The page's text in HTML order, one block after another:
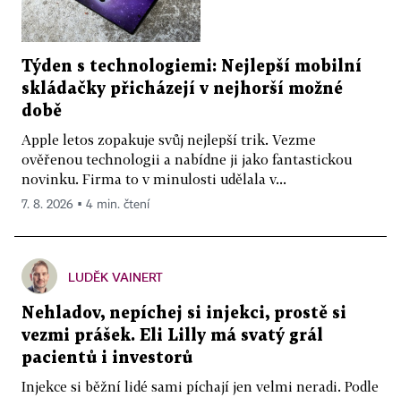
Týden s technologiemi: Nejlepší mobilní
skládačky přicházejí v nejhorší možné
době
Apple letos zopakuje svůj nejlepší trik. Vezme
ověřenou technologii a nabídne ji jako fantastickou
novinku. Firma to v minulosti udělala v...
7. 8. 2026 ▪ 4 min. čtení
LUDĚK VAINERT
Nehladov, nepíchej si injekci, prostě si
vezmi prášek. Eli Lilly má svatý grál
pacientů i investorů
Injekce si běžní lidé sami píchají jen velmi neradi. Podle